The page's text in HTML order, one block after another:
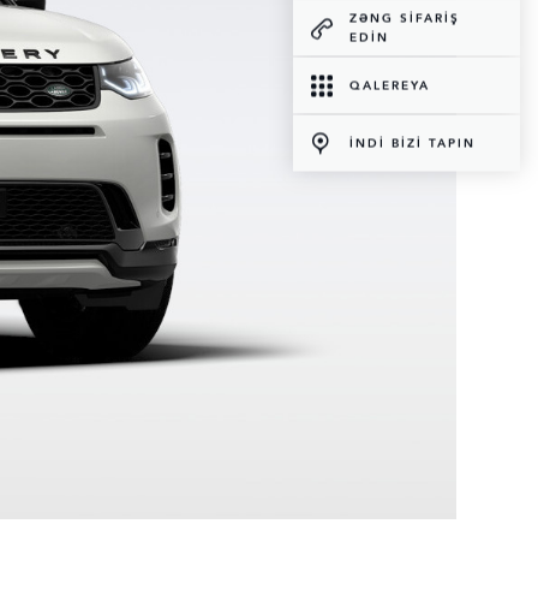
ZƏNG SİFARİŞ
EDİN
QALEREYA
İNDİ BİZİ TAPIN